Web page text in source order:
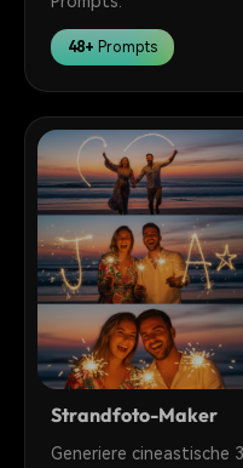
48+ Prompts
Strandfoto-Maker
Generiere